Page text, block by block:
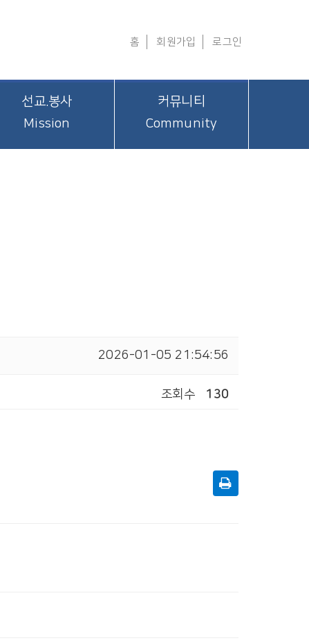
홈 회원가입 로그인
선교.봉사
Mission
커뮤니티
Community
2026-01-05 21:54:56
조회수 130